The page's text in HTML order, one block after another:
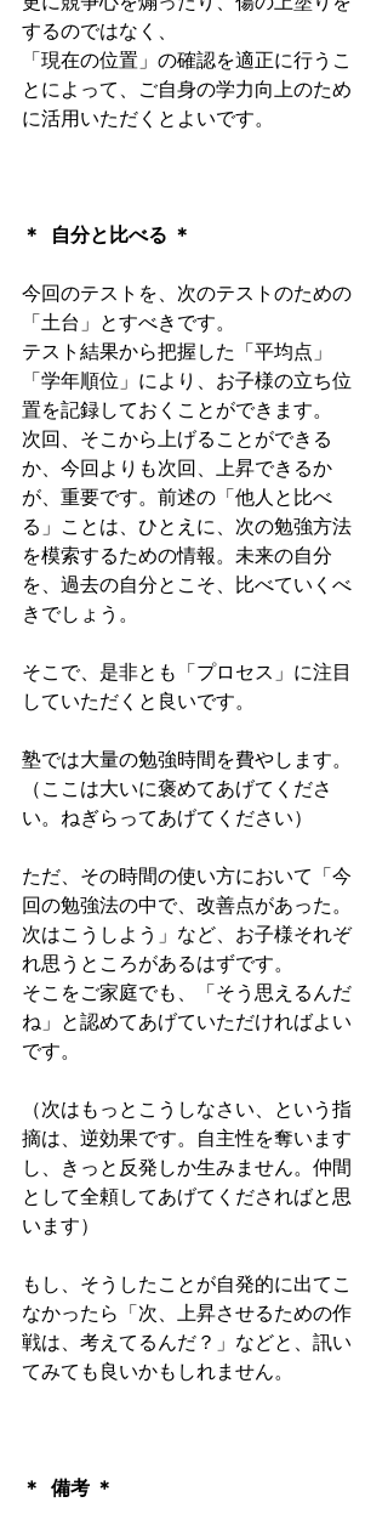
するのではなく、
「現在の位置」の確認を適正に行うこ
とによって、ご自身の学力向上のため
に活用いただくとよいです。
＊  自分と比べる ＊
今回のテストを、次のテストのための
「土台」とすべきです。
テスト結果から把握した「平均点」
「学年順位」により、お子様の立ち位
置を記録しておくことができます。
次回、そこから上げることができる
か、今回よりも次回、上昇できるか
が、重要です。前述の「他人と比べ
る」ことは、ひとえに、次の勉強方法
を模索するための情報。未来の自分
を、過去の自分とこそ、比べていくべ
きでしょう。
そこで、是非とも「プロセス」に注目
していただくと良いです。
塾では大量の勉強時間を費やします。
（ここは大いに褒めてあげてくださ
い。ねぎらってあげてください）
ただ、その時間の使い方において「今
回の勉強法の中で、改善点があった。
次はこうしよう」など、お子様それぞ
れ思うところがあるはずです。
そこをご家庭でも、「そう思えるんだ
ね」と認めてあげていただければよい
です。
（次はもっとこうしなさい、という指
摘は、逆効果です。自主性を奪います
し、きっと反発しか生みません。仲間
として全頼してあげてくださればと思
います）
もし、そうしたことが自発的に出てこ
なかったら「次、上昇させるための作
戦は、考えてるんだ？」などと、訊い
てみても良いかもしれません。
＊  備考 ＊